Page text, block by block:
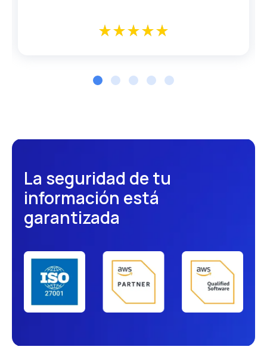
star_ratestar_ratestar_ratestar_ratestar_rate
star_ratestar_ratestar_ratestar_ratestar_rate
La seguridad de tu
información está
garantizada